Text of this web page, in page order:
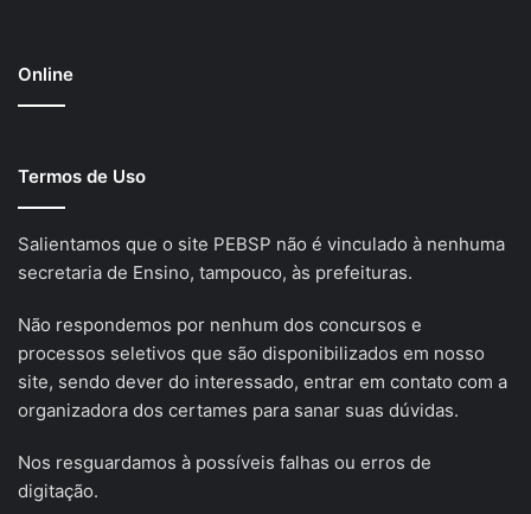
Online
Termos de Uso
Salientamos que o site PEBSP não é vinculado à nenhuma
secretaria de Ensino, tampouco, às prefeituras.
Não respondemos por nenhum dos concursos e
processos seletivos que são disponibilizados em nosso
site, sendo dever do interessado, entrar em contato com a
organizadora dos certames para sanar suas dúvidas.
Nos resguardamos à possíveis falhas ou erros de
digitação.